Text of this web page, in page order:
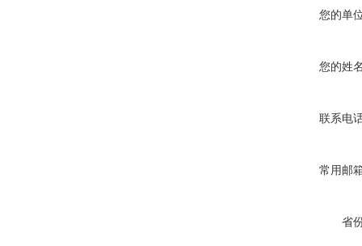
您的单
您的姓
联系电
常用邮
省